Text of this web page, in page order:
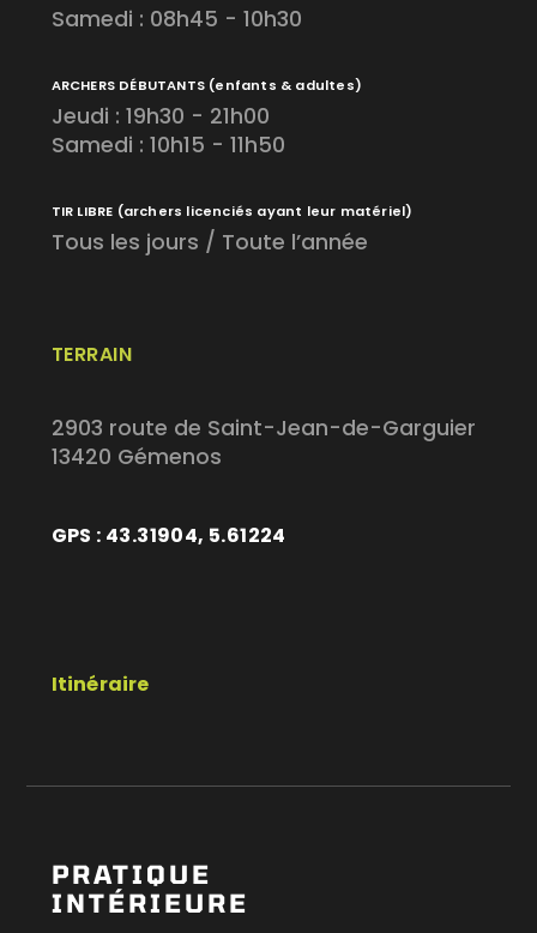
TERRAIN
2903 route de Saint-Jean-de-Garguier
13420 Gémenos
GPS : 43.31904, 5.61224
Itinéraire
Samedi : 08h45 - 10h30
ARCHERS DÉBUTANTS (enfants & adultes)
Jeudi : 19h30 - 21h00
Samedi : 10h15 - 11h50
TIR LIBRE (archers licenciés ayant leur matériel)
Tous les jours / Toute l’année
PRATIQUE
INTÉRIEURE